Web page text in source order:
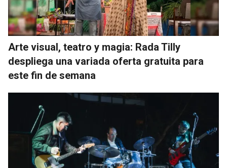
Arte visual, teatro y magia: Rada Tilly
despliega una variada oferta gratuita para
este fin de semana